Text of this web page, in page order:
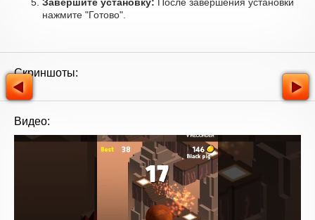
нажмите "Готово".
Скриншоты:
Видео: